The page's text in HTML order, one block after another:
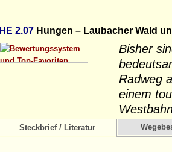
HE 2.07 Hungen – Laubacher Wald
Bisher
Radweg
einem
Steckbrief / Literatur